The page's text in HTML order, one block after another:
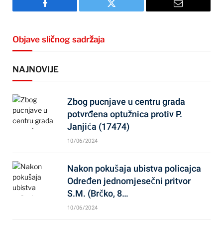
Facebook Twitter Email
Objave sličnog sadržaja
NAJNOVIJE
Zbog pucnjave u centru grada
potvrđena optužnica protiv P.
Janjića (17474)
10/06/2024
Nakon pokušaja ubistva policajca
Određen jednomjesečni pritvor
S.M. (Brčko, 8…
10/06/2024